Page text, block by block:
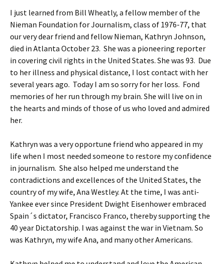
I just learned from Bill Wheatly, a fellow member of the
Nieman Foundation for Journalism, class of 1976-77, that
our very dear friend and fellow Nieman, Kathryn Johnson,
died in Atlanta October 23. She was a pioneering reporter
in covering civil rights in the United States. She was 93. Due
to her illness and physical distance, I lost contact with her
several years ago. Today I am so sorry for her loss. Fond
memories of her run through my brain. She will live on in
the hearts and minds of those of us who loved and admired
her.
Kathryn was a very opportune friend who appeared in my
life when I most needed someone to restore my confidence
in journalism. She also helped me understand the
contradictions and excellences of the United States, the
country of my wife, Ana Westley. At the time, I was anti-
Yankee ever since President Dwight Eisenhower embraced
Spain´s dictator, Francisco Franco, thereby supporting the
40 year Dictatorship. I was against the war in Vietnam. So
was Kathryn, my wife Ana, and many other Americans.